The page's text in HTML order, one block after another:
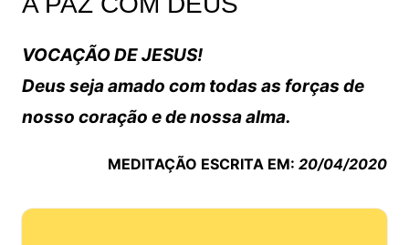
VOCAÇÃO DE JESUS!
Deus seja amado com todas as forças de
nosso coração e de nossa alma.
MEDITAÇÃO ESCRITA EM:20/04/2020